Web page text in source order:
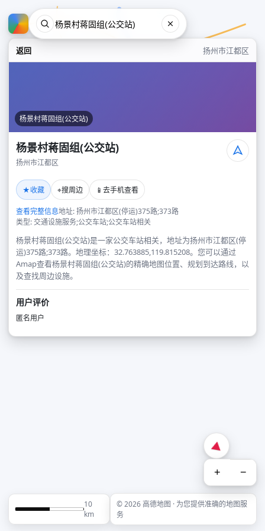
返回 扬州市江都区
杨景村蒋固组(公交站)
杨景村蒋固组(公交站)
扬州市江都区
★收藏 ⌖搜周边 📱 去手机查看
查看完整信息地址: 扬州市江都区(停运)375路;373路
类型: 交通设施服务;公交车站;公交车站相关
杨景村蒋固组(公交站)是一家公交车站相关，地址为扬州市江都区(停
运)375路;373路。地理坐标：32.763885,119.815208。您可以通过
Amap查看杨景村蒋固组(公交站)的精确地图位置、规划到达路线，以
及查找周边设施。
用户评价
匿名用户
+ −
10
km
© 2026 高德地图 · 为您提供准确的地图服
务